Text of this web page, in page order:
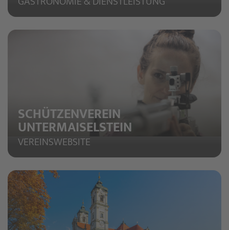
SCHÜTZENVEREIN
UNTERMAISELSTEIN
VEREINSWEBSITE